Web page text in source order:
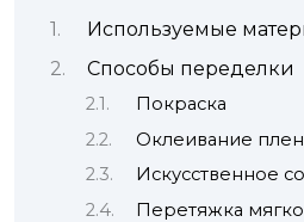
Используемые
Способы переделки
Покраска
Оклеивание
Искусственное
Перетяжка